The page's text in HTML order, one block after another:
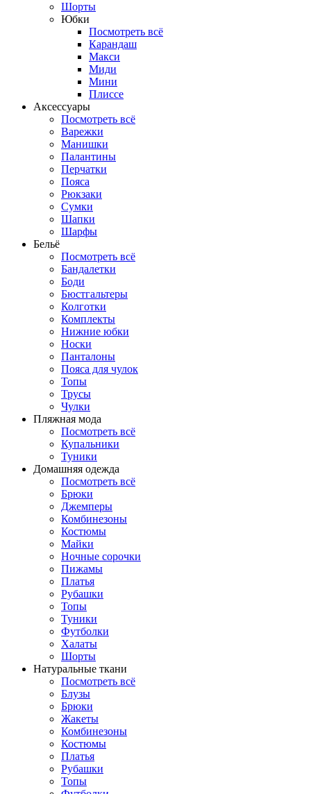
Шорты
Юбки
Посмотреть всё
Карандаш
Макси
Миди
Мини
Плиссе
Аксессуары
Посмотреть всё
Варежки
Манишки
Палантины
Перчатки
Пояса
Рюкзаки
Сумки
Шапки
Шарфы
Бельё
Посмотреть всё
Бандалетки
Боди
Бюстгальтеры
Колготки
Комплекты
Нижние юбки
Носки
Панталоны
Поясa для чулок
Топы
Трусы
Чулки
Пляжная мода
Посмотреть всё
Купальники
Туники
Домашняя одежда
Посмотреть всё
Брюки
Джемперы
Комбинезоны
Костюмы
Майки
Ночные сорочки
Пижамы
Платья
Рубашки
Топы
Туники
Футболки
Халаты
Шорты
Натуральные ткани
Посмотреть всё
Блузы
Брюки
Жакеты
Комбинезоны
Костюмы
Платья
Рубашки
Топы